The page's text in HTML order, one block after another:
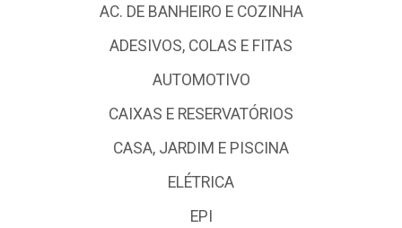
AC. DE BANHEIRO E COZINHA
ADESIVOS, COLAS E FITAS
AUTOMOTIVO
CAIXAS E RESERVATÓRIOS
CASA, JARDIM E PISCINA
ELÉTRICA
EPI